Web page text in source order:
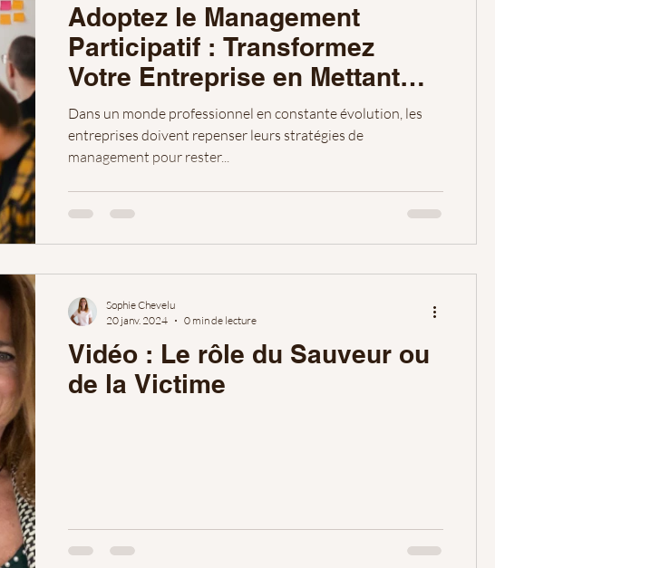
Adoptez le Management
Participatif : Transformez
Votre Entreprise en Mettant
l’Humain au Cœur de Votre
Leadership
Dans un monde professionnel en constante évolution, les
entreprises doivent repenser leurs stratégies de
management pour rester...
Vidéo : Le rôle du Sauveur ou
de la Victime
Sophie Chevelu
20 janv. 2024
0 min de lecture